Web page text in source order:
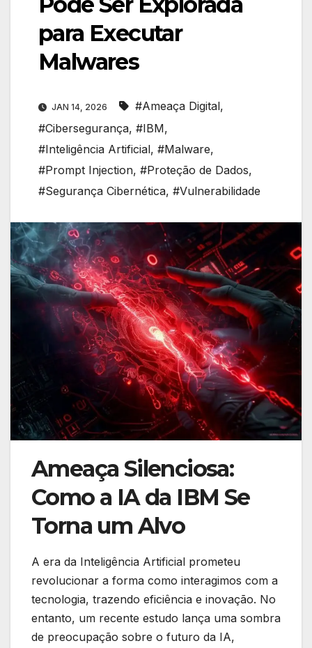
para Executar
Malwares
JAN 14, 2026 #Ameaça Digital,
#Cibersegurança, #IBM,
#Inteligência Artificial, #Malware,
#Prompt Injection, #Proteção de Dados,
#Segurança Cibernética, #Vulnerabilidade
Ameaça Silenciosa:
Como a IA da IBM Se
Torna um Alvo
A era da Inteligência Artificial prometeu
revolucionar a forma como interagimos com a
tecnologia, trazendo eficiência e inovação. No
entanto, um recente estudo lança uma sombra
de preocupação sobre o futuro da IA,